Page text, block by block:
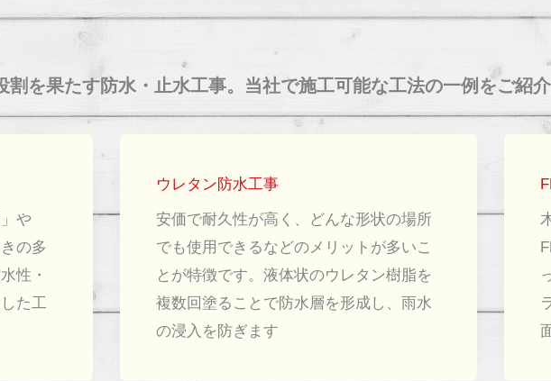
を果たす防水・止水工事。当社で施工可能な工法の一例をご紹介
や
の多
性・
た工
ウレタン防水工事
安価で耐久性が高く、どんな形状の場所
でも使用できるなどのメリットが多いこ
とが特徴です。液体状のウレタン樹脂を
複数回塗ることで防水層を形成し、雨水
の浸入を防ぎます